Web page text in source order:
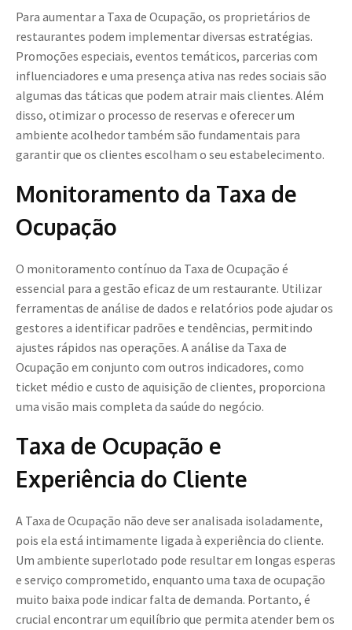
Para aumentar a Taxa de Ocupação, os proprietários de
restaurantes podem implementar diversas estratégias.
Promoções especiais, eventos temáticos, parcerias com
influenciadores e uma presença ativa nas redes sociais são
algumas das táticas que podem atrair mais clientes. Além
disso, otimizar o processo de reservas e oferecer um
ambiente acolhedor também são fundamentais para
garantir que os clientes escolham o seu estabelecimento.
Monitoramento da Taxa de
Ocupação
O monitoramento contínuo da Taxa de Ocupação é
essencial para a gestão eficaz de um restaurante. Utilizar
ferramentas de análise de dados e relatórios pode ajudar os
gestores a identificar padrões e tendências, permitindo
ajustes rápidos nas operações. A análise da Taxa de
Ocupação em conjunto com outros indicadores, como
ticket médio e custo de aquisição de clientes, proporciona
uma visão mais completa da saúde do negócio.
Taxa de Ocupação e
Experiência do Cliente
A Taxa de Ocupação não deve ser analisada isoladamente,
pois ela está intimamente ligada à experiência do cliente.
Um ambiente superlotado pode resultar em longas esperas
e serviço comprometido, enquanto uma taxa de ocupação
muito baixa pode indicar falta de demanda. Portanto, é
crucial encontrar um equilíbrio que permita atender bem os